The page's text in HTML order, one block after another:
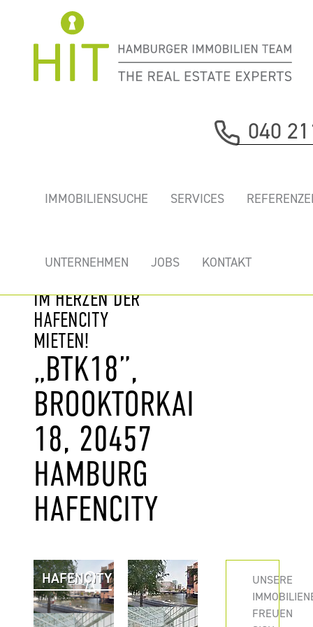
040
IMMOBILIENSUCHE SERVICES
UNTERNEHMEN JOBS KONTAKT
„BTK18” -
AUSGEBAUTE UND
IM HERZEN DER
HAFENCITY
MIETEN!
„BTK18”,
BROOKTORKAI
18, 20457
HAMBURG
HAFENCITY
HAFENCITY
UNSERE
FREUEN